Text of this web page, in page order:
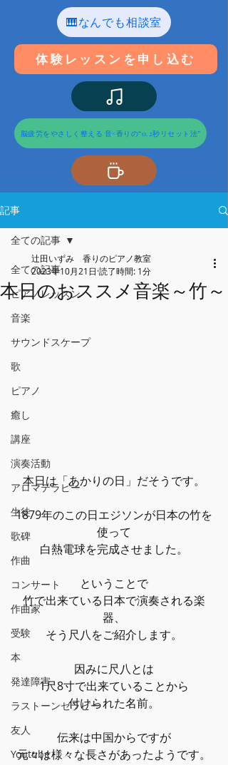
🎹なんでも相談室
体験レッスンを申し込む
脳疲労をやさしく整える 音×香りの“0.2秒リセット法”
記事
全ての記事
ピアノレッスン
音楽
サウンドスケープ
歌
ピアノ
癒し
講座
演奏活動
アロマテラピー
生徒
歌碑
作曲
コンサート
作曲家
受験
本
発達障害
ラストーンセラピー
友人
Youtube
全ての記事
本日のおススメ音楽～竹～
辻田いずみ 香りのピアノ教室
2023年10月21日 読了時間: 1分
本日は「あかりの日」だそうです。
1879年のこの日エジソンが日本の竹を
使って
白熱電球を完成させました。
ということで
竹で出来ている日本で演奏される楽
器、
そう尺八をご紹介します。
因みに尺八とは
1尺8寸で出来ていることから
付けられた名前。
伝来は中国からですが
元々は様々な長さがあったようです。